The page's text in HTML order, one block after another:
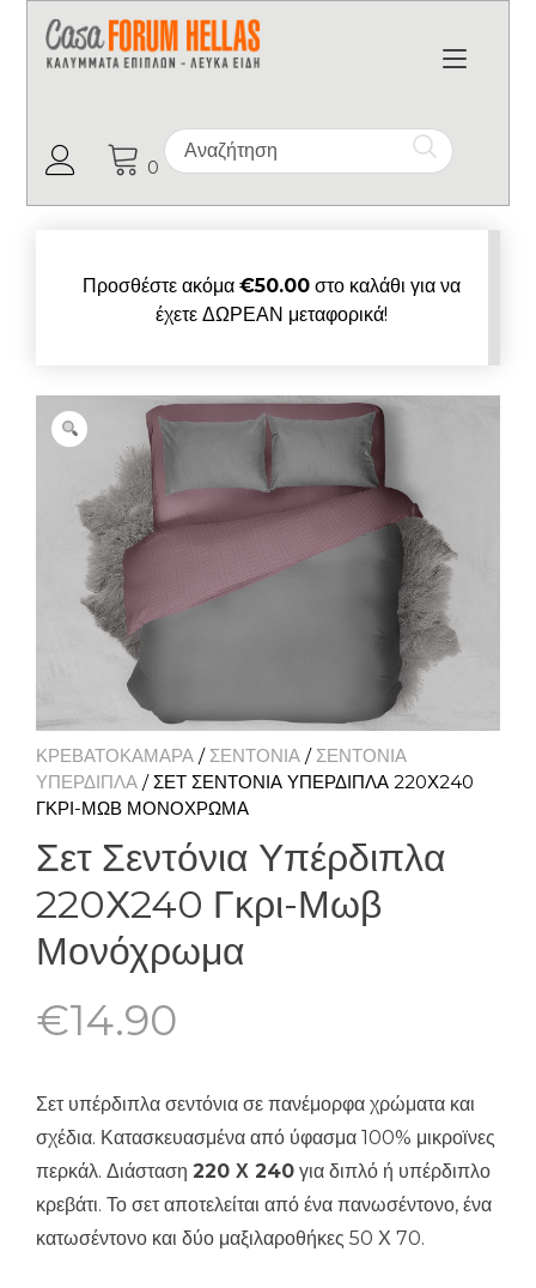
Ο Λογαριασμός μου
0
Προσθέστε ακόμα €50.00στο καλάθι για να
έχετε ΔΩΡΕΑΝ μεταφορικά!
ΚΡΕΒΑΤΟΚΑΜΑΡΑ / ΣΕΝΤΟΝΙΑ / ΣΕΝΤΟΝΙΑ
ΥΠΕΡΔΙΠΛΑ / ΣΕΤ ΣΕΝΤΌΝΙΑ ΥΠΈΡΔΙΠΛΑ 220Χ240
ΓΚΡΙ-ΜΩΒ ΜΟΝΌΧΡΩΜΑ
Σετ Σεντόνια Υπέρδιπλα
220Χ240 Γκρι-Μωβ
Μονόχρωμα
€14.90
Σετ υπέρδιπλα σεντόνια σε πανέμορφα χρώματα και
σχέδια. Κατασκευασμένα από ύφασμα 100% μικροϊνες
περκάλ. Διάσταση 220 Χ 240 για διπλό ή υπέρδιπλο
κρεβάτι. Το σετ αποτελείται από ένα πανωσέντονο, ένα
κατωσέντονο και δύο μαξιλαροθήκες 50 Χ 70.